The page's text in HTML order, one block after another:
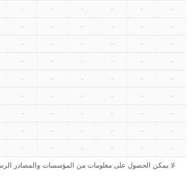
- - - - - -
- - - - - -
- - - - - -
- - - - - -
- - - - - -
- - - - - -
- - - - - -
- - - - - -
- - - - - -